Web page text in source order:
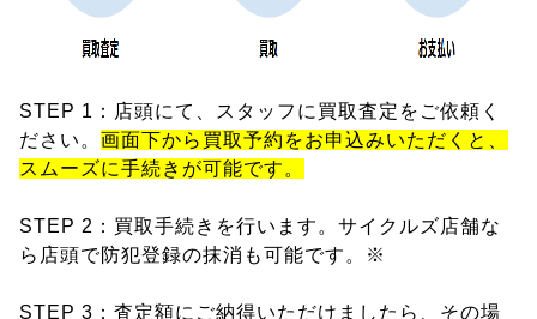
STEP 1：店頭にて、スタッフに買取査定をご依頼く
ださい。 画面下から買取予約をお申込みいただくと、
スムーズに手続きが可能です。
STEP 2：買取手続きを行います。サイクルズ店舗な
ら店頭で防犯登録の抹消も可能です。※
STEP 3：査定額にご納得いただけましたら、その場